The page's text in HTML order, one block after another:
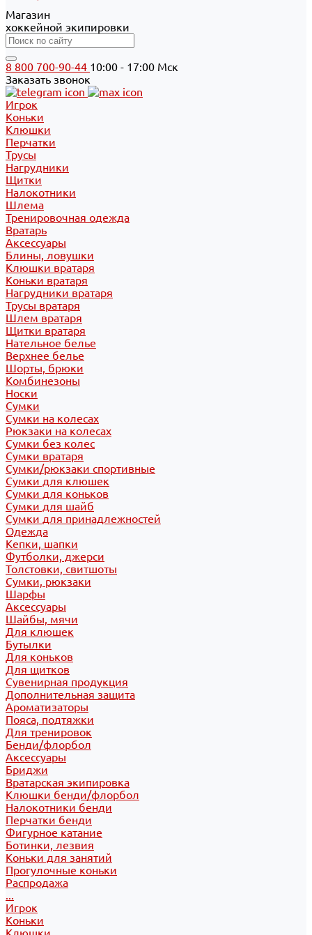
Магазин
хоккейной экипировки
8 800 700-90-44 10:00 - 17:00 Мск
Заказать звонок
Игрок
Коньки
Клюшки
Перчатки
Трусы
Нагрудники
Щитки
Налокотники
Шлема
Тренировочная одежда
Вратарь
Аксессуары
Блины, ловушки
Клюшки вратаря
Коньки вратаря
Нагрудники вратаря
Трусы вратаря
Шлем вратаря
Щитки вратаря
Нательное белье
Верхнее белье
Шорты, брюки
Комбинезоны
Носки
Сумки
Сумки на колесах
Рюкзаки на колесах
Сумки без колес
Сумки вратаря
Сумки/рюкзаки спортивные
Сумки для клюшек
Сумки для коньков
Сумки для шайб
Сумки для принадлежностей
Одежда
Кепки, шапки
Футболки, джерси
Толстовки, свитшоты
Сумки, рюкзаки
Шарфы
Аксессуары
Шайбы, мячи
Для клюшек
Бутылки
Для коньков
Для щитков
Сувенирная продукция
Дополнительная защита
Ароматизаторы
Пояса, подтяжки
Для тренировок
Бенди/флорбол
Аксессуары
Бриджи
Вратарская экипировка
Клюшки бенди/флорбол
Налокотники бенди
Перчатки бенди
Фигурное катание
Ботинки, лезвия
Коньки для занятий
Прогулочные коньки
Распродажа
...
Игрок
Коньки